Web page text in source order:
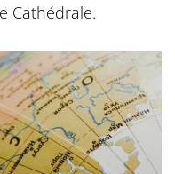
Cathédrale.